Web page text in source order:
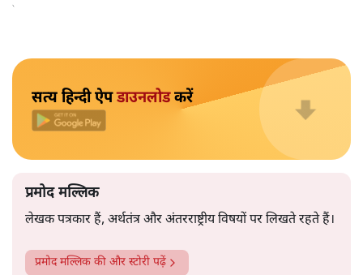
प्रमोद मल्लिक
वह केरल, जो अपनी बौद्धिकता के लिए पूरे देश में मशहूर है? आखिर
चली आ रही पुरुषवादी सोच है? सवाल यह भी है कि कुछ लोग आधी
महिलाओं की आस्था को महत्व नहीं दिया जाना चाहिए?